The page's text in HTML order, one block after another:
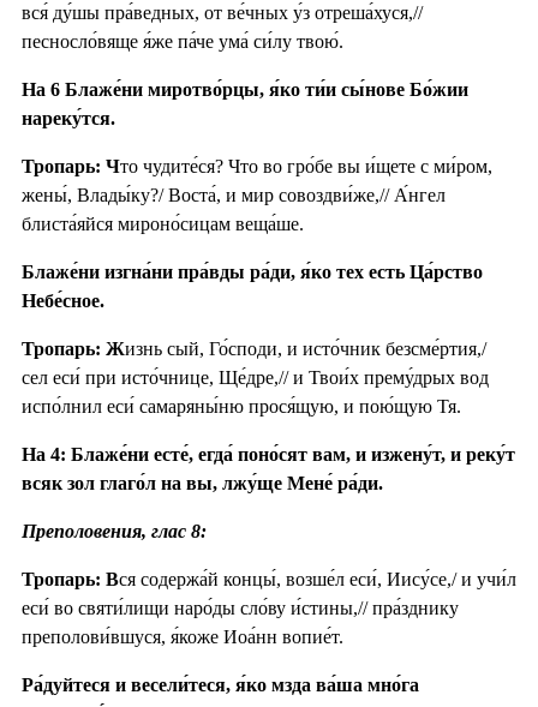
вся́ ду́шы пра́ведных, от ве́чных у́з отреша́хуся,//
песносло́вяще я́же па́че ума́ си́лу твою́.
На 6 Блаже́ни миротво́рцы, я́ко ти́и сы́нове Бо́жии
нареку́тся.
Тропарь: Что чудите́ся? Что во гро́бе вы и́щете с ми́ром,
жены́, Влады́ку?/ Воста́, и мир совоздви́же,// А́нгел
блиста́яйся мироно́сицам веща́ше.
Блаже́ни изгна́ни пра́вды ра́ди, я́ко тех есть Ца́рство
Небе́сное.
Тропарь: Жизнь сый, Го́споди, и исто́чник безсме́ртия,/
сел еси́ при исто́чнице, Ще́дре,// и Твои́х прему́дрых вод
испо́лнил еси́ самаряны́ню прося́щую, и пою́щую Тя.
На 4: Блаже́ни есте́, егда́ поно́сят вам, и изжену́т, и реку́т
всяк зол глаго́л на вы, лжу́ще Мене́ ра́ди.
Преполовения, глас 8:
Тропарь: Вся содержа́й концы́, возше́л еси́, Иису́се,/ и учи́л
еси́ во святи́лищи наро́ды сло́ву и́стины,// пра́зднику
преполови́вшуся, я́коже Иоа́нн вопие́т.
Ра́дуйтеся и весели́теся, я́ко мзда ва́ша мно́га